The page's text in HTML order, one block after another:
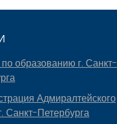
образованию г. Санкт-
Адмиралтейского
Санкт-Петербурга